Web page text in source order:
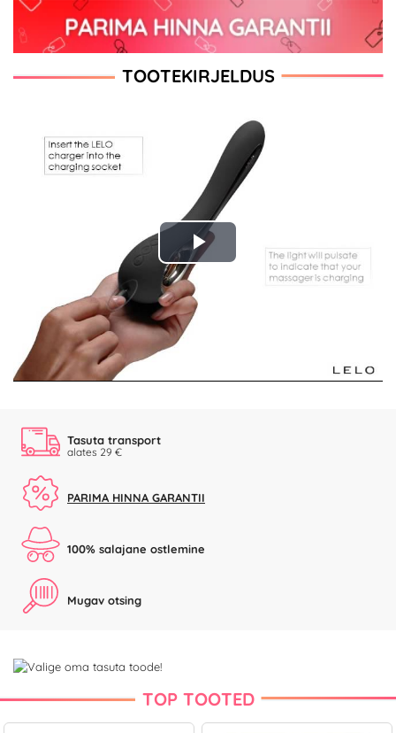
TOOTEKIRJELDUS
Play
Tasuta transport
alates 29 €
PARIMA HINNA GARANTII
100% salajane ostlemine
Mugav otsing
TOP TOOTED